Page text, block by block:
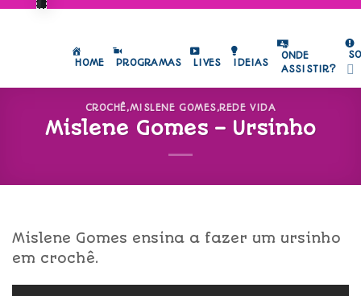
HOME PROGRAMAS LIVES IDEIAS
ONDE
ASSISTIR?
CROCHÊ,MISLENE GOMES,REDE VIDA
Mislene Gomes – Ursinho
Mislene Gomes ensina a fazer um ursinho
em crochê.